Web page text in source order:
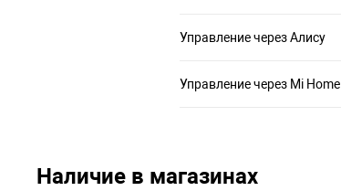
Управление через Алису
Управление через Mi Home
Наличие в магазинах